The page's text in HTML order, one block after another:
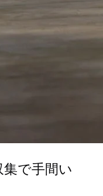
で手間い